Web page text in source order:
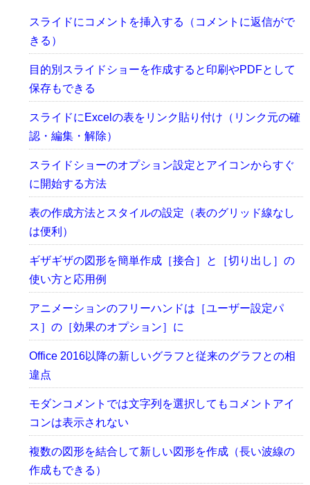
スライドにコメントを挿入する（コメントに返信がで
きる）
目的別スライドショーを作成すると印刷やPDFとして
保存もできる
スライドにExcelの表をリンク貼り付け（リンク元の確
認・編集・解除）
スライドショーのオプション設定とアイコンからすぐ
に開始する方法
表の作成方法とスタイルの設定（表のグリッド線なし
は便利）
ギザギザの図形を簡単作成［接合］と［切り出し］の
使い方と応用例
アニメーションのフリーハンドは［ユーザー設定パ
ス］の［効果のオプション］に
Office 2016以降の新しいグラフと従来のグラフとの相
違点
モダンコメントでは文字列を選択してもコメントアイ
コンは表示されない
複数の図形を結合して新しい図形を作成（長い波線の
作成もできる）